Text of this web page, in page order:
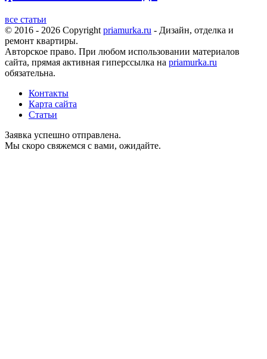
все статьи
© 2016 - 2026 Copyright priamurka.ru - Дизайн, отделка и
ремонт квартиры.
Авторское право. При любом использовании материалов
сайта, прямая активная гиперссылка на priamurka.ru
обязательна.
Контакты
Карта сайта
Статьи
Заявка успешно отправлена.
Мы скоро свяжемся с вами, ожидайте.